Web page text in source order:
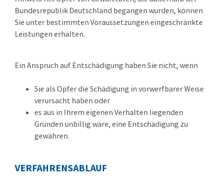
Bundesrepublik Deutschland begangen wurden, können
Sie unter bestimmten Voraussetzungen eingeschränkte
Leistungen erhalten.
Ein Anspruch auf Entschädigung haben Sie nicht, wenn
Sie als Opfer die Schädigung in vorwerfbarer Weise
verursacht haben oder
es aus in Ihrem eigenen Verhalten liegenden
Gründen unbillig wäre, eine Entschädigung zu
gewähren.
VERFAHRENSABLAUF